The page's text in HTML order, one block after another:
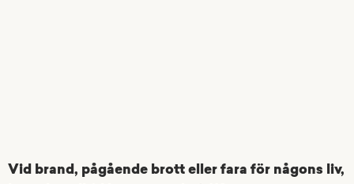
Vid brand, pågående brott eller fara för någons liv,